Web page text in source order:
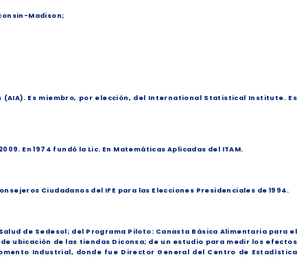
Madison;
Es miembro, por elección, del International Statistical Institute. Es
En 1974 fundó la Lic. En Matemáticas Aplicadas del ITAM.
Ciudadanos del IFE para las Elecciones Presidenciales de 1994.
de Sedesol; del Programa Piloto: Canasta Básica Alimentaria para el
ubicación de las tiendas Diconsa; de un estudio para medir los efectos
Industrial, donde fue Director General del Centro de Estadística